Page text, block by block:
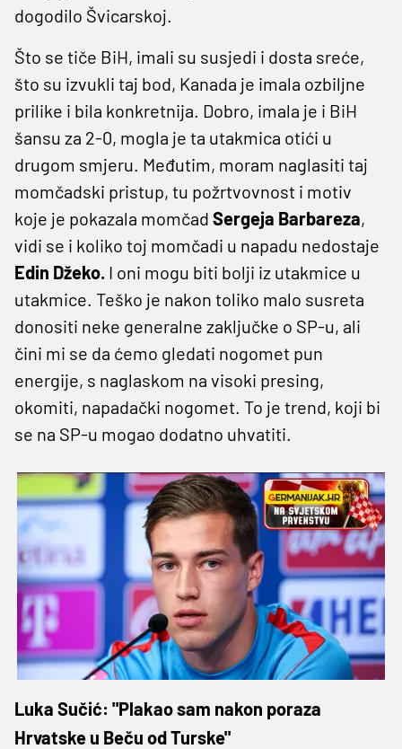
dogodilo Švicarskoj.
Što se tiče BiH, imali su susjedi i dosta sreće,
što su izvukli taj bod, Kanada je imala ozbiljne
prilike i bila konkretnija. Dobro, imala je i BiH
šansu za 2-0, mogla je ta utakmica otići u
drugom smjeru. Međutim, moram naglasiti taj
momčadski pristup, tu požrtvovnost i motiv
koje je pokazala momčad Sergeja Barbareza,
vidi se i koliko toj momčadi u napadu nedostaje
Edin Džeko. I oni mogu biti bolji iz utakmice u
utakmice. Teško je nakon toliko malo susreta
donositi neke generalne zaključke o SP-u, ali
čini mi se da ćemo gledati nogomet pun
energije, s naglaskom na visoki presing,
okomiti, napadački nogomet. To je trend, koji bi
se na SP-u mogao dodatno uhvatiti.
Luka Sučić: "Plakao sam nakon poraza
Hrvatske u Beču od Turske"